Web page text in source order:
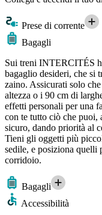
Prese di corrente
Bagagli
Sui treni INTERCITÉS
bagaglio desideri, che si
zaino. Assicurati solo
altezza o i 90 cm di
effetti personali per una
con te tutto ciò che puoi,
sicuro, dando priorità al
Tieni gli oggetti più
sedile, e posiziona quelli
corridoio.
Bagagli
Accessibilità